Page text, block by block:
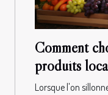
Comment
produits
en van
Lorsque l'on